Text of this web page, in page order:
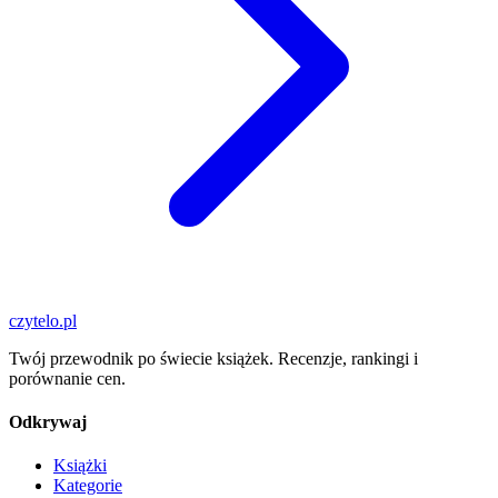
czytelo.pl
Twój przewodnik po świecie książek. Recenzje, rankingi i
porównanie cen.
Odkrywaj
Książki
Kategorie